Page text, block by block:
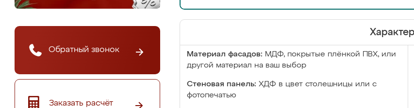
Обратный звонок
Заказать расчёт
Материал фасадов: МДФ, покрытые плёнкой ПВХ, или
другой материал на ваш выбор
Стеновая панель: ХДФ в цвет столешницы или с
фотопечатью